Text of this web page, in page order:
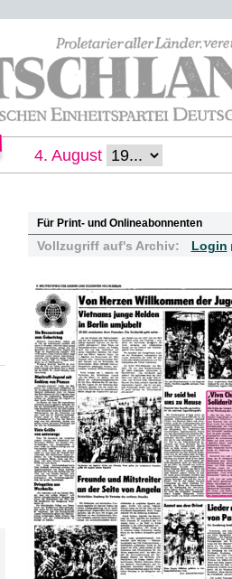
4. August
Für Print- und Onlineabonnenten
Vollzugriff auf's Archiv: Login